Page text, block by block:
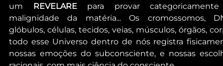
um
REVELARE para provar
malignidade da matéria... Os cromossomos,
glóbulos, células, tecidos, veias, músculos, órgãos,
todo esse Universo dentro de nós registra
nossas emoções do subconsciente, e nossas